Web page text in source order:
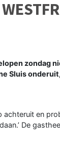
zondag
Sluis
achteruit en
De